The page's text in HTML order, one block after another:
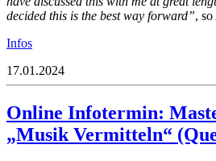
decided this is the best way forward”,
Infos
17.01.2024
Online Infotermin:
„Musik Vermitteln“